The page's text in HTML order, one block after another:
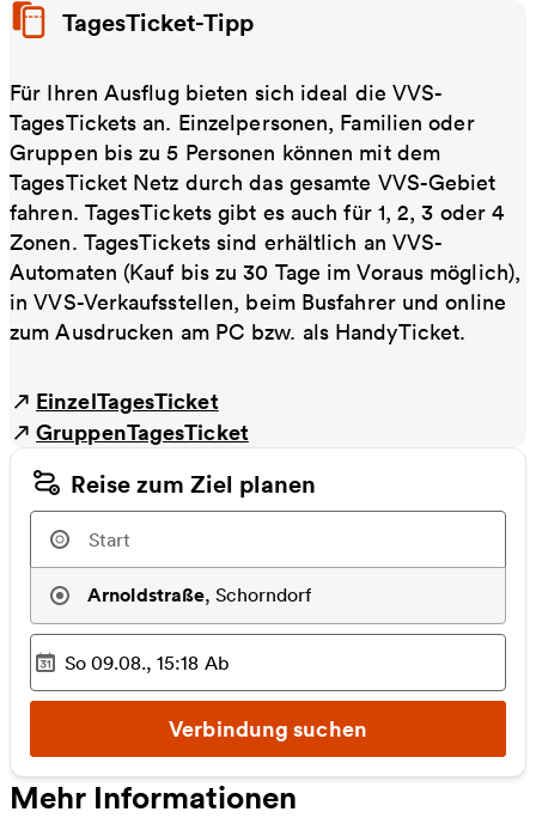
TagesTicket-Tipp
Für Ihren Ausflug bieten sich ideal die VVS-
TagesTickets an. Einzelpersonen, Familien oder
Gruppen bis zu 5 Personen können mit dem
TagesTicket Netz durch das gesamte VVS-Gebiet
fahren. TagesTickets gibt es auch für 1, 2, 3 oder 4
Zonen. TagesTickets sind erhältlich an VVS-
Automaten (Kauf bis zu 30 Tage im Voraus möglich),
in VVS-Verkaufsstellen, beim Busfahrer und online
zum Ausdrucken am PC bzw. als HandyTicket.
EinzelTagesTicket
GruppenTagesTicket
Reise zum Ziel planen
Arnoldstraße,Schorndorf
Ausgewählter Zeitpunkt
So 09.08., 15:18 Ab
Verbindung suchen
Mehr Informationen